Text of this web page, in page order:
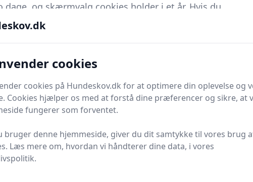
og skærmvalg cookies holder i et år. Hvis du
Hvis du logger ud af din konto, vil login cookierne
en yderligere cookie blive gemt i din browser. Denne
og opgiver simpelthen indlægsID på den artikel, du
indhold (f.eks. videoer, billeder, artikler osv.).
sig på nøjagtig samme måde, som hvis den
dig, bruger cookies, indlejrer ekstra tredjeparts
cookies
cookies på Hundeskov.dk for at optimere din oplevelse og
Cookies hjælper os med at forstå dine præferencer og sikre, at
fungerer som forventet.
bruger denne hjemmeside, giver du dit samtykke til vores brug
Læs mere om, hvordan vi håndterer dine data, i vores